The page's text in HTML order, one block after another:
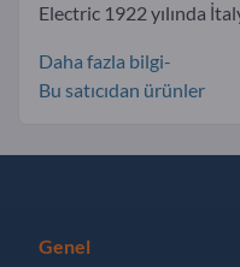
Electric 1922 yılında
Daha fazla bilgi-
Bu satıcıdan ürünler
Genel